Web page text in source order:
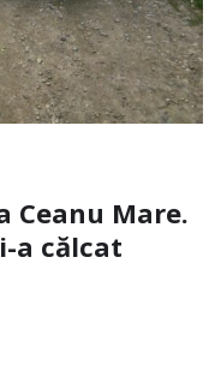
Ceanu Mare.
a călcat